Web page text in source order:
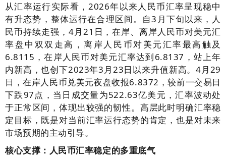
从汇率运行实际看，2026年以来人民币汇率呈现稳中
有升态势，整体运行在合理区间。自3月下旬以来，人
民币持续走强，4月21日，在岸、离岸人民币对美元汇
率盘中双双走高，离岸人民币对美元汇率最高触及
6.8115，在岸人民币对美元汇率达到6.8137，站上年
内新高，也创下2023年3月23日以来升值新高。4月29
日，在岸人民币兑美元夜盘收报6.8372，较前一交易日
下跌97点，当日成交量为522.63亿美元，汇率波动处
于正常区间，体现出较强的韧性。高层此时明确汇率稳
定目标，既是对当前汇率运行态势的肯定，也是对未来
市场预期的主动引导。
核心支撑：人民币汇率稳定的多重底气